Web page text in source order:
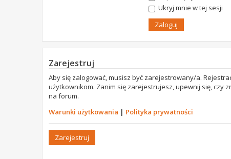
Ukryj mnie w tej sesji
Zarejestruj
Aby się zalogować, musisz być zarejestrowany/a.
użytkownikom. Zanim się zarejestrujesz, upewnij się, czy
na forum.
Warunki użytkowania | Polityka prywatności
Zarejestruj